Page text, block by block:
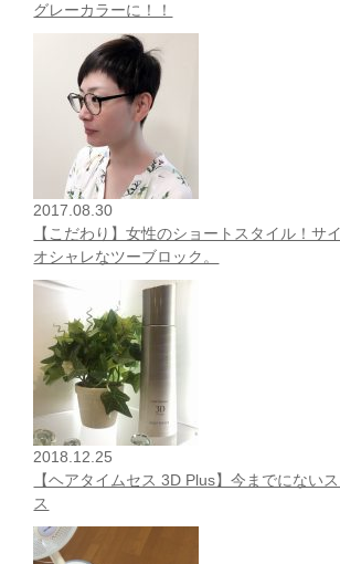
グレーカラーに！！
2017.08.30
【こだわり】女性のショートスタイル！サ
オシャレなツーブロック。
2018.12.25
【ヘアタイムセス 3D Plus】今までにない
ス